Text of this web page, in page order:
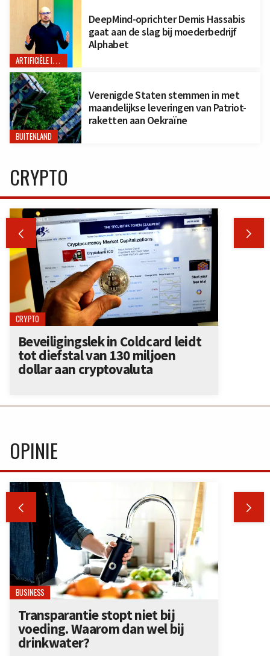
ARTIFICIËLE INTELLIGENTIE
DeepMind-oprichter Demis Hassabis
gaat aan de slag bij moederbedrijf
Alphabet
BUITENLAND
Verenigde Staten stemmen in met
maandelijkse leveringen van Patriot-
raketten aan Oekraïne
CRYPTO
 
CRYPTO
Beveiligingslek in Coldcard leidt
tot diefstal van 130 miljoen
dollar aan cryptovaluta
OPINIE
 
BUSINESS
Transparantie stopt niet bij
voeding. Waarom dan wel bij
drinkwater?